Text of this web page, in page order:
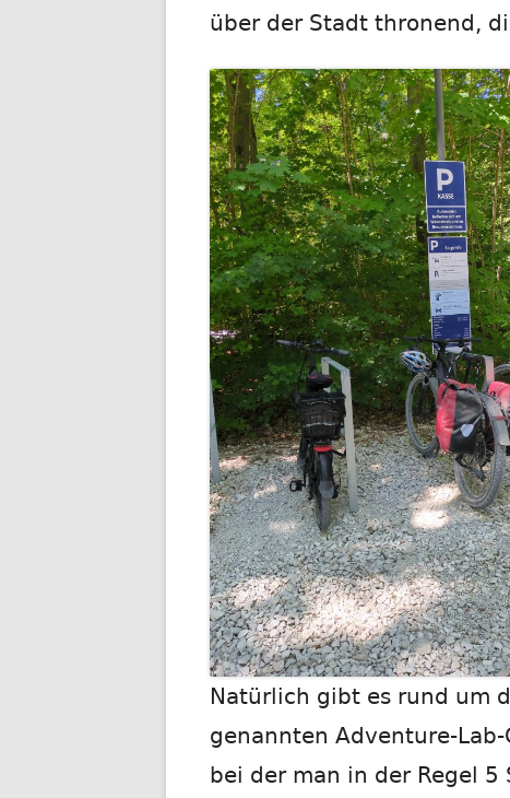
über der Stadt thronend,
Natürlich gibt es rund um
genannten Adventure-
bei der man in der Regel